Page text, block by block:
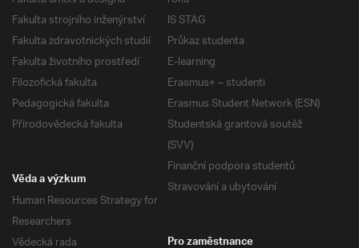
Fakulta strojního inženýrství
Fakulta zdravotnických studií
Fakulta životního prostředí
Filozofická fakulta
Pedagogická fakulta
Přírodovědecká fakulta
IS STAG
Průkaz studenta
E-learning
Erasmus+ – studenti
Erasmus Student Network (ESN)
Studentská grantová soutěž
(SVV)
Finanční podpora studentů
Stravování a ubytování
Věda a výzkum
Human Resources Strategy for
Researchers
Vědecká rada
Pro zaměstnance